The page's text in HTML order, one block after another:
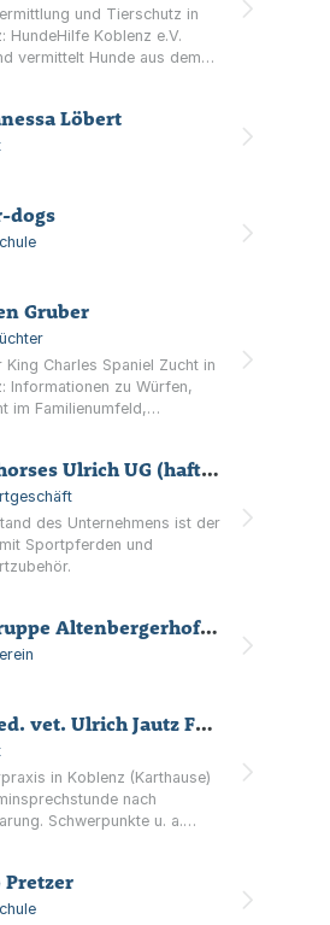
und Tierschutz in
HundeHilfe Koblenz e.V.
vermittelt Hunde aus dem
Hilfe.
Löbert
dogs
Gruber
King Charles Spaniel Zucht in
Informationen zu Würfen,
im Familienumfeld,
Sporthorses Ulrich UG (haftungsbeschränkt)
des Unternehmens ist der
Sportpferden und
Ortsgruppe Altenbergerhof e.V. im Verein für Deutsche Schäfterhunde (SV) e.V.
Dr. med. vet. Ulrich Jautz Fachtierarzt für Kleintiere
in Koblenz (Karthause)
nach
Schwerpunkte u. a.